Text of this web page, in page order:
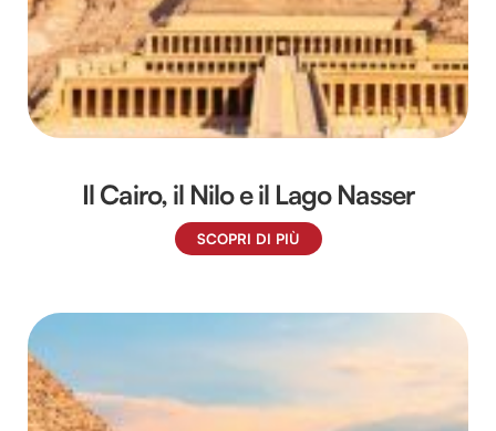
Il Cairo, il Nilo e il Lago Nasser
SCOPRI DI PIÙ